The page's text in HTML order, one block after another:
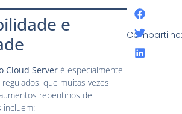
e
Cloud Server é especialmente
que muitas vezes
repentinos de
incluem:
Compartilhe: